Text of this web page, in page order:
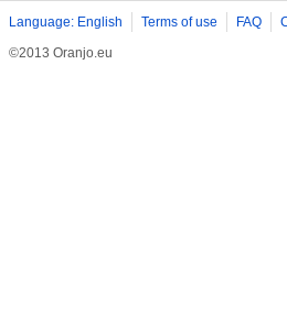
Language: English Terms of use FAQ
©2013 Oranjo.eu